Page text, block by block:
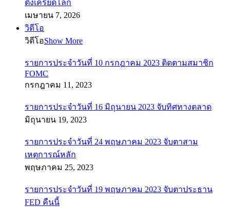
ตึงเครียดโลก
เมษายน 7, 2026
วิดีโอ
วิดีโอShow More
รายการประจำวันที่ 10 กรกฎาคม 2023 ติดตามสมาชิก
FOMC
กรกฎาคม 11, 2023
รายการประจำวันที่ 16 มิถุนายน 2023 จับทิศทางตลาด
มิถุนายน 19, 2023
รายการประจำวันที่ 24 พฤษภาคม 2023 จับตาสาม
เหตุการณ์หลัก
พฤษภาคม 25, 2023
รายการประจำวันที่ 19 พฤษภาคม 2023 จับตาประธาน
FED คืนนี้